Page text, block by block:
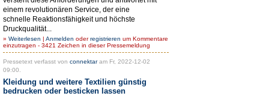
einem revolutionären Service, der eine
schnelle Reaktionsfähigkeit und höchste
Druckqualität...
» Weiterlesen | Anmelden oderregistrieren um Kommentare
einzutragen - 3421 Zeichen in dieser Pressemeldung
Pressetext verfasst von connektaram Fr, 2022-12-02
09:00.
Kleidung und weitere Textilien günstig
bedrucken oder besticken lassen